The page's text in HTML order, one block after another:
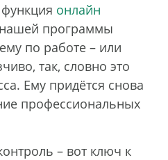
онлайн
нашей программы
по работе – или
так, словно это
Ему придётся снова
профессиональных
– вот ключ к